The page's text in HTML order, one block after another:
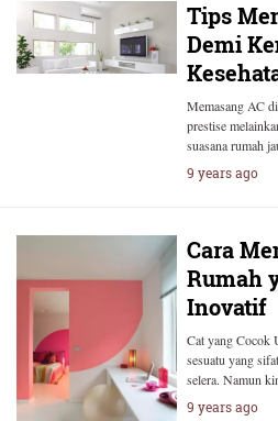
Tips
Demi
Memasang AC
prestise
suasana rumah
9 years ago
Cara
Rumah
Inovatif
Cat yang Cocok
sesuatu yang
selera. Namun
9 years ago